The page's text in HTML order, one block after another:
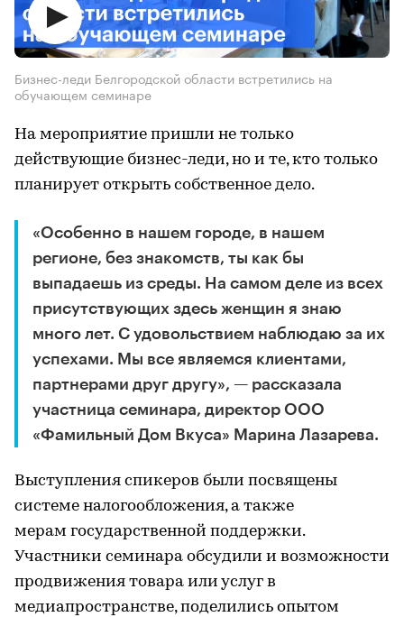
Бизнес-леди Белгородской области встретились на
обучающем семинаре
На мероприятие пришли не только
действующие бизнес-леди, но и те, кто только
планирует открыть собственное дело.
«Особенно в нашем городе, в нашем
регионе, без знакомств, ты как бы
выпадаешь из среды. На самом деле из всех
присутствующих здесь женщин я знаю
много лет. С удовольствием наблюдаю за их
успехами. Мы все являемся клиентами,
партнерами друг другу», — рассказала
участница семинара, директор ООО
«Фамильный Дом Вкуса» Марина Лазарева.
Выступления спикеров были посвящены
системе налогообложения, а также
мерам государственной поддержки.
Участники семинара обсудили и возможности
продвижения товара или услуг в
медиапространстве, поделились опытом